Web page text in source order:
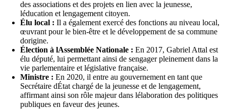
des associations et des projets en lien avec la jeunesse,
léducation et lengagement citoyen.
Élu local : Il a également exercé des fonctions au niveau local,
œuvrant pour le bien-être et le développement de sa commune
dorigine.
Élection à lAssemblée Nationale : En 2017, Gabriel Attal est
élu député, lui permettant ainsi de sengager pleinement dans la
vie parlementaire et législative française.
Ministre : En 2020, il entre au gouvernement en tant que
Secrétaire dÉtat chargé de la jeunesse et de lengagement,
affirmant ainsi son rôle majeur dans lélaboration des politiques
publiques en faveur des jeunes.